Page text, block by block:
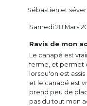
Sébastien et
Ravis de mon
Le canapé est
ferme, et permet
lorsqu'on est
et le canapé est
prend peu de
pas du tout mon
Samedi 28 Mars